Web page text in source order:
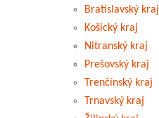
Bratislavský kraj
Košický kraj
Nitranský kraj
Prešovský kraj
Trenčínský kraj
Trnavský kraj